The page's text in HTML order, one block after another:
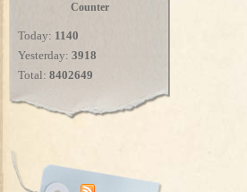
Counter
Today: 1140
Yesterday: 3918
Total: 8402649